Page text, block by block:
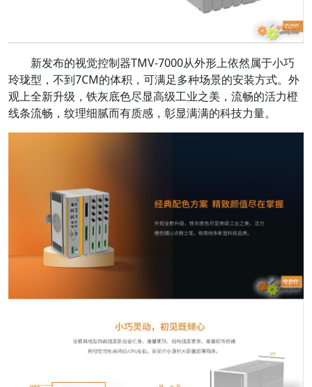
新发布的视觉控制器TMV-7000从外形上依然属于小巧
玲珑型，不到7CM的体积，可满足多种场景的安装方式。外
观上全新升级，铁灰底色尽显高级工业之美，流畅的活力橙
线条流畅，纹理细腻而有质感，彰显满满的科技力量。